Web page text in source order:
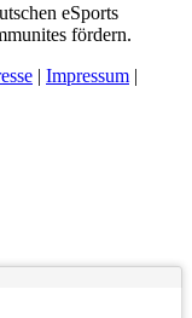
eSports
fördern.
| Impressum |